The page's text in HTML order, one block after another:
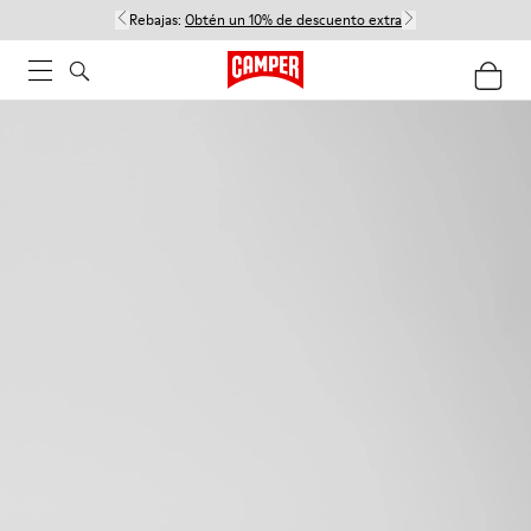
Rebajas: Obtén un 10% de descuento extra